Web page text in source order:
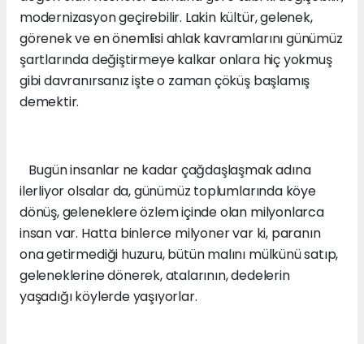
modernizasyon geçirebilir. Lakin kültür, gelenek,
görenek ve en önemlisi ahlak kavramlarını günümüz
şartlarında değiştirmeye kalkar onlara hiç yokmuş
gibi davranırsanız işte o zaman çöküş başlamış
demektir.
Bugün insanlar ne kadar çağdaşlaşmak adına
ilerliyor olsalar da, günümüz toplumlarında köye
dönüş, geleneklere özlem içinde olan milyonlarca
insan var. Hatta binlerce milyoner var ki, paranın
ona getirmediği huzuru, bütün malını mülkünü satıp,
geleneklerine dönerek, atalarının, dedelerin
yaşadığı köylerde yaşıyorlar.